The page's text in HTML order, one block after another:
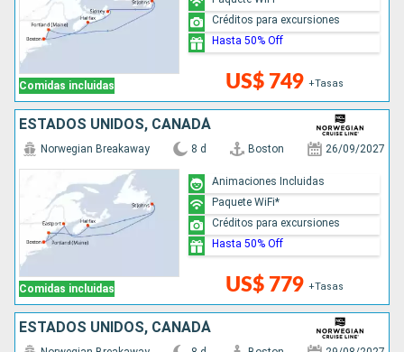
Comidas incluidas US$ 749 +Tasas
Créditos para excursiones
Hasta 50% Off
ESTADOS UNIDOS, CANADÁ
Comidas incluidas
Norwegian Breakaway 8 d Boston 26/09/2027
US$ 779 +Tasas
Animaciones Incluidas
Paquete WiFi*
Créditos para excursiones
Hasta 50% Off
ESTADOS UNIDOS, CANADÁ